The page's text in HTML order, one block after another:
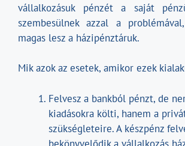
vállalkozásuk pénzét a saját
szembesülnek azzal a
magas lesz a házipénztáruk.
Mik azok az esetek, amikor ezek
Felvesz a bankból pénzt, de
kiadásokra költi, hanem a
szükségleteire. A készpénz